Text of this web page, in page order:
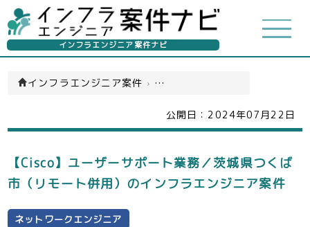
インフラエンジニア案件ナビ
インフラエンジニア案件 › ネットワークエンジニア(一覧)
公開日： 2024年07月22日
【Cisco】ユーザーサポート業務／茨城県つくば
市（リモート併用）のインフラエンジニア案件
ネットワークエンジニア